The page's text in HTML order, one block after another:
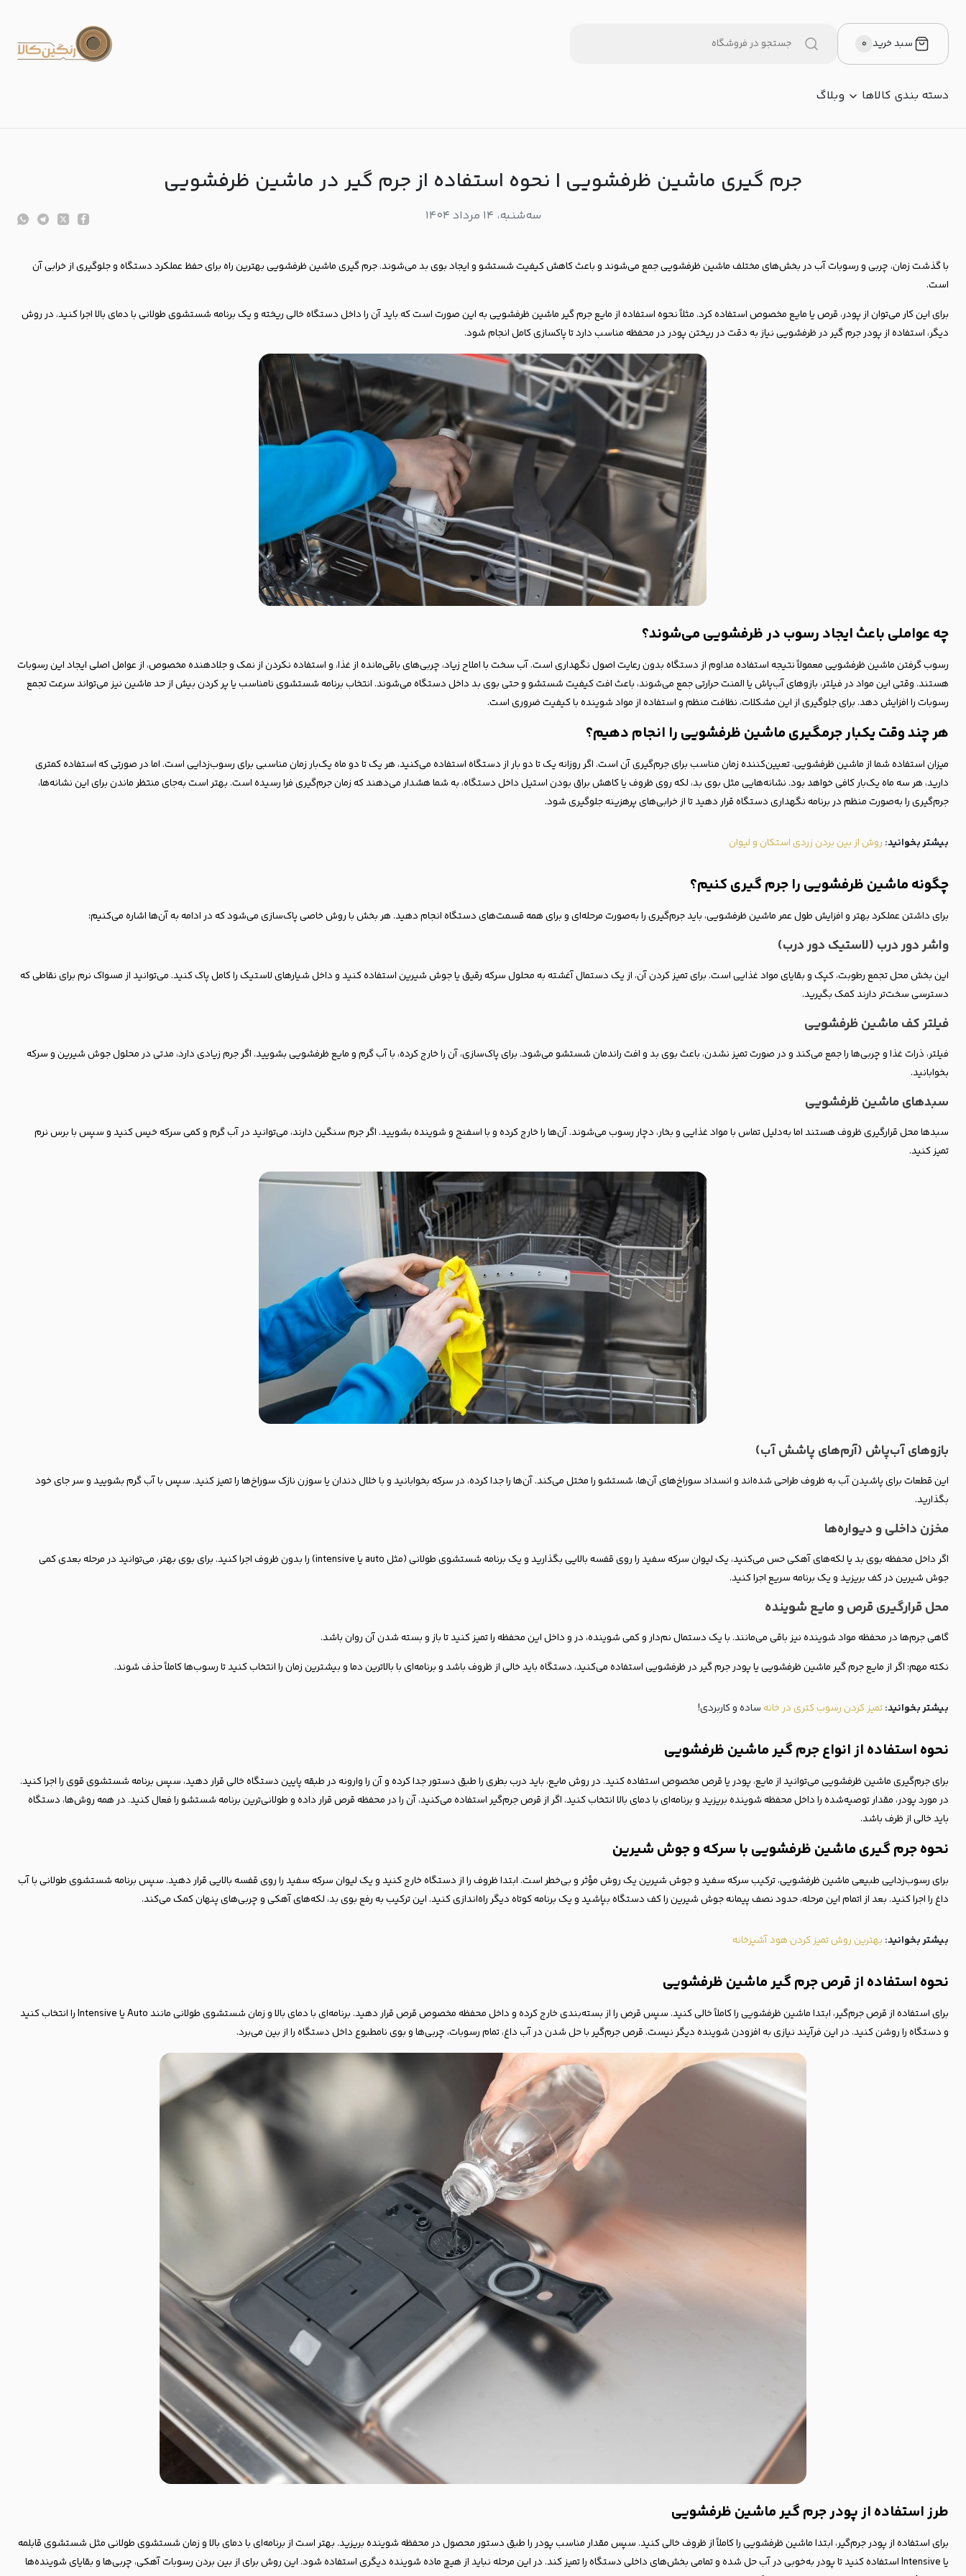
سبد خرید ۰
دسته بندی کالاها وبلاگ
جرم گیری ماشین ظرفشویی | نحوه استفاده از جرم گیر در ماشین ظرفشویی
سه‌شنبه، ۱۴ مرداد ۱۴۰۴
با گذشت زمان، چربی و رسوبات آب در بخش‌های مختلف ماشین ظرفشویی جمع می‌شوند و باعث کاهش کیفیت شستشو و ایجاد بوی بد می‌شوند. جرم گیری ماشین ظرفشویی بهترین راه برای حفظ عملکرد دستگاه و جلوگیری از خرابی آن
است.
برای این کار می‌توان از پودر، قرص یا مایع مخصوص استفاده کرد. مثلاً نحوه استفاده از مایع جرم گیر ماشین ظرفشویی به این صورت است که باید آن را داخل دستگاه خالی ریخته و یک برنامه شستشوی طولانی با دمای بالا اجرا کنید. در روش
دیگر، استفاده از پودر جرم گیر در ظرفشویی نیاز به دقت در ریختن پودر در محفظه مناسب دارد تا پاکسازی کامل انجام شود.
چه عواملی باعث ایجاد رسوب در ظرفشویی می‌شوند؟
رسوب گرفتن ماشین ظرفشویی معمولاً نتیجه استفاده مداوم از دستگاه بدون رعایت اصول نگهداری است. آب سخت با املاح زیاد، چربی‌های باقی‌مانده از غذا، و استفاده نکردن از نمک و جلادهنده مخصوص، از عوامل اصلی ایجاد این رسوبات
هستند. وقتی این مواد در فیلتر، بازوهای آب‌پاش یا المنت حرارتی جمع می‌شوند، باعث افت کیفیت شستشو و حتی بوی بد داخل دستگاه می‌شوند. انتخاب برنامه شستشوی نامناسب یا پر کردن بیش از حد ماشین نیز می‌تواند سرعت تجمع
رسوبات را افزایش دهد. برای جلوگیری از این مشکلات، نظافت منظم و استفاده از مواد شوینده با کیفیت ضروری است.
هر چند وقت یکبار جرمگیری ماشین ظرفشویی را انجام دهیم؟
میزان استفاده شما از ماشین ظرفشویی، تعیین‌کننده زمان مناسب برای جرم‌گیری آن است. اگر روزانه یک تا دو بار از دستگاه استفاده می‌کنید، هر یک تا دو ماه یک‌بار زمان مناسبی برای رسوب‌زدایی است. اما در صورتی که استفاده کمتری
دارید، هر سه ماه یک‌بار کافی خواهد بود. نشانه‌هایی مثل بوی بد، لکه روی ظروف یا کاهش براق بودن استیل داخل دستگاه، به شما هشدار می‌دهند که زمان جرم‌گیری فرا رسیده است. بهتر است به‌جای منتظر ماندن برای این نشانه‌ها،
جرم‌گیری را به‌صورت منظم در برنامه نگهداری دستگاه قرار دهید تا از خرابی‌های پرهزینه جلوگیری شود.
بیشتر بخوانید: روش از بین بردن زردی استکان و لیوان
چگونه ماشین ظرفشویی را جرم گیری کنیم؟
برای داشتن عملکرد بهتر و افزایش طول عمر ماشین ظرفشویی، باید جرم‌گیری را به‌صورت مرحله‌ای و برای همه قسمت‌های دستگاه انجام دهید. هر بخش با روش خاصی پاک‌سازی می‌شود که در ادامه به آن‌ها اشاره می‌کنیم:
واشر دور درب (لاستیک دور درب)
این بخش محل تجمع رطوبت، کپک و بقایای مواد غذایی است. برای تمیز کردن آن، از یک دستمال آغشته به محلول سرکه رقیق یا جوش شیرین استفاده کنید و داخل شیارهای لاستیک را کامل پاک کنید. می‌توانید از مسواک نرم برای نقاطی که
دسترسی سخت‌تر دارند کمک بگیرید.
فیلتر کف ماشین ظرفشویی
فیلتر، ذرات غذا و چربی‌ها را جمع می‌کند و در صورت تمیز نشدن، باعث بوی بد و افت راندمان شستشو می‌شود. برای پاک‌سازی، آن را خارج کرده، با آب گرم و مایع ظرفشویی بشویید. اگر جرم زیادی دارد، مدتی در محلول جوش شیرین و سرکه
بخوابانید.
سبدهای ماشین ظرفشویی
سبدها محل قرارگیری ظروف هستند اما به‌دلیل تماس با مواد غذایی و بخار، دچار رسوب می‌شوند. آن‌ها را خارج کرده و با اسفنج و شوینده بشویید. اگر جرم سنگین دارند، می‌توانید در آب گرم و کمی سرکه خیس کنید و سپس با برس نرم
تمیز کنید.
بازوهای آب‌پاش (آرم‌های پاشش آب)
این قطعات برای پاشیدن آب به ظروف طراحی شده‌اند و انسداد سوراخ‌های آن‌ها، شستشو را مختل می‌کند. آن‌ها را جدا کرده، در سرکه بخوابانید و با خلال دندان یا سوزن نازک سوراخ‌ها را تمیز کنید. سپس با آب گرم بشویید و سر جای خود
بگذارید.
مخزن داخلی و دیواره‌ها
اگر داخل محفظه بوی بد یا لکه‌های آهکی حس می‌کنید، یک لیوان سرکه سفید را روی قفسه بالایی بگذارید و یک برنامه شستشوی طولانی (مثل auto یا intensive) را بدون ظروف اجرا کنید. برای بوی بهتر، می‌توانید در مرحله بعدی کمی
جوش شیرین در کف بریزید و یک برنامه سریع اجرا کنید.
محل قرارگیری قرص و مایع شوینده
گاهی جرم‌ها در محفظه مواد شوینده نیز باقی می‌مانند. با یک دستمال نم‌دار و کمی شوینده، در و داخل این محفظه را تمیز کنید تا باز و بسته شدن آن روان باشد.
نکته مهم: اگر از مایع جرم گیر ماشین ظرفشویی یا پودر جرم گیر در ظرفشویی استفاده می‌کنید، دستگاه باید خالی از ظروف باشد و برنامه‌ای با بالاترین دما و بیشترین زمان را انتخاب کنید تا رسوب‌ها کاملاً حذف شوند.
بیشتر بخوانید:تمیز کردن رسوب کتری در خانه ساده و کاربردی!
نحوه استفاده از انواع جرم گیر ماشین ظرفشویی
برای جرم‌گیری ماشین ظرفشویی می‌توانید از مایع، پودر یا قرص مخصوص استفاده کنید. در روش مایع، باید درب بطری را طبق دستور جدا کرده و آن را وارونه در طبقه پایین دستگاه خالی قرار دهید، سپس برنامه شستشوی قوی را اجرا کنید.
در مورد پودر، مقدار توصیه‌شده را داخل محفظه شوینده بریزید و برنامه‌ای با دمای بالا انتخاب کنید. اگر از قرص جرم‌گیر استفاده می‌کنید، آن را در محفظه قرص قرار داده و طولانی‌ترین برنامه شستشو را فعال کنید. در همه روش‌ها، دستگاه
باید خالی از ظرف باشد.
نحوه جرم گیری ماشین ظرفشویی با سرکه و جوش شیرین
برای رسوب‌زدایی طبیعی ماشین ظرفشویی، ترکیب سرکه سفید و جوش شیرین یک روش مؤثر و بی‌خطر است. ابتدا ظروف را از دستگاه خارج کنید و یک لیوان سرکه سفید را روی قفسه بالایی قرار دهید. سپس برنامه شستشوی طولانی با آب
داغ را اجرا کنید. بعد از اتمام این مرحله، حدود نصف پیمانه جوش شیرین را کف دستگاه بپاشید و یک برنامه کوتاه دیگر راه‌اندازی کنید. این ترکیب به رفع بوی بد، لکه‌های آهکی و چربی‌های پنهان کمک می‌کند.
بیشتر بخوانید: بهترین روش تمیز کردن هود آشپزخانه
نحوه استفاده از قرص جرم گیر ماشین ظرفشویی
برای استفاده از قرص جرم‌گیر، ابتدا ماشین ظرفشویی را کاملاً خالی کنید. سپس قرص را از بسته‌بندی خارج کرده و داخل محفظه مخصوص قرص قرار دهید. برنامه‌ای با دمای بالا و زمان شستشوی طولانی مانند Auto یا Intensive را انتخاب کنید
و دستگاه را روشن کنید. در این فرآیند نیازی به افزودن شوینده دیگر نیست. قرص جرم‌گیر با حل شدن در آب داغ، تمام رسوبات، چربی‌ها و بوی نامطبوع داخل دستگاه را از بین می‌برد.
طرز استفاده از پودر جرم گیر ماشین ظرفشویی
برای استفاده از پودر جرم‌گیر، ابتدا ماشین ظرفشویی را کاملاً از ظروف خالی کنید. سپس مقدار مناسب پودر را طبق دستور محصول در محفظه شوینده بریزید. بهتر است از برنامه‌ای با دمای بالا و زمان شستشوی طولانی مثل شستشوی قابلمه
یا Intensive استفاده کنید تا پودر به‌خوبی در آب حل شده و تمامی بخش‌های داخلی دستگاه را تمیز کند. در این مرحله نباید از هیچ ماده شوینده دیگری استفاده شود. این روش برای از بین بردن رسوبات آهکی، چربی‌ها و بقایای شوینده‌ها